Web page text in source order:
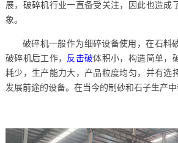
展，破碎机行业一直备受关注，因此也造成
象。
破碎机一般作为细碎设备使用，在石料
破碎机后工作， 反击破体积小，构造简单，
耗少，生产能力大，产品粒度均匀，并有选
发展前途的设备。在当今的制砂和石子生产中